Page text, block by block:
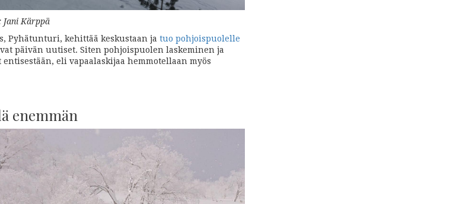
Kärppä
Pyhätunturi, kehittää keskustaan ja tuo pohjoispuolelle
päivän uutiset. Siten pohjoispuolen laskeminen ja
eli vapaalaskijaa hemmotellaan myös
enemmän